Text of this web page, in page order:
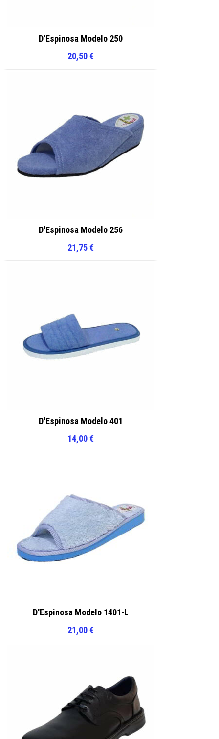
D'Espinosa Modelo 250
20,50€
D'Espinosa Modelo 256
21,75€
D'Espinosa Modelo 401
14,00€
D'Espinosa Modelo 1401-L
21,00€